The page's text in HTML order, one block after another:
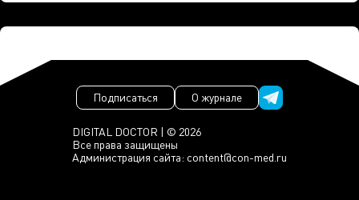
DIGITAL DOCTOR | © 2026
Все права защищены
Администрация сайта: content@con-med.ru
Подписаться О журнале